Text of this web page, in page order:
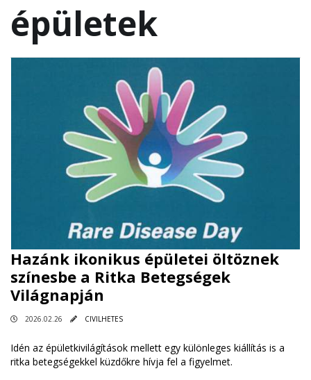
épületek
Hazánk ikonikus épületei öltöznek
színesbe a Ritka Betegségek
Világnapján
2026.02.26 CIVILHETES
Idén az épületkivilágítások mellett egy különleges kiállítás is a
ritka betegségekkel küzdőkre hívja fel a figyelmet.